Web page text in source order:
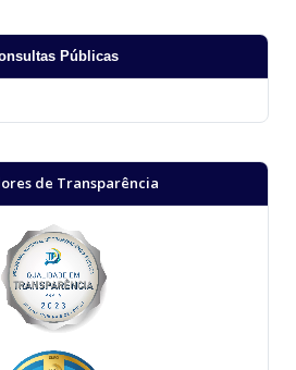
Públicas
de Transparência